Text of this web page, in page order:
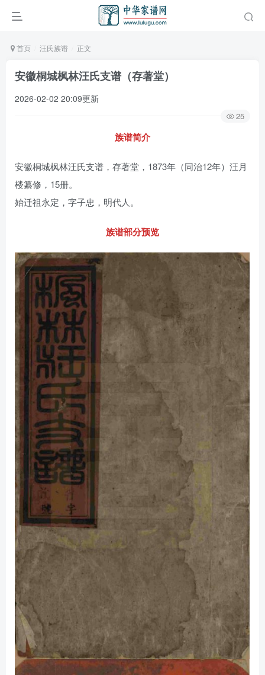
首页 汪氏族谱 正文
安徽桐城枫林汪氏支谱（存著堂）
2026-02-02 20:09更新
25
族谱简介
安徽桐城枫林汪氏支谱，存著堂，1873年（同治12年）汪月
楼纂修，15册。
始迁祖永定，字子忠，明代人。
族谱部分预览